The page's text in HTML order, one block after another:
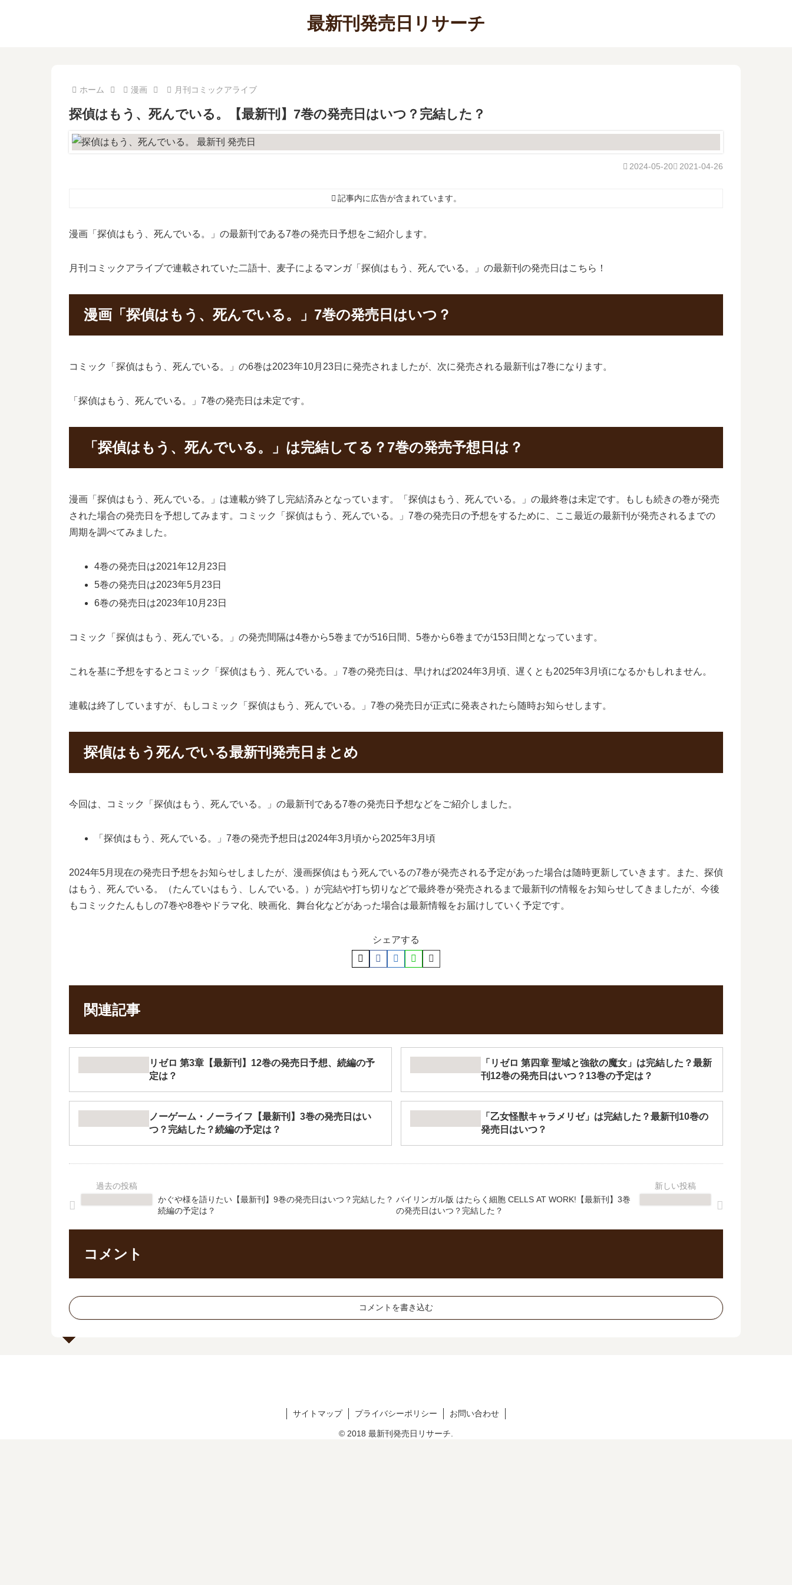
最新刊発売日リサーチ
ホーム 漫画 月刊コミックアライブ
探偵はもう、死んでいる。【最新刊】7巻の発売日はいつ？完結した？
2021-04-26
2024-05-20
記事内に広告が含まれています。
漫画「探偵はもう、死んでいる。」の最新刊である7巻の発売日予想をご紹介します。
月刊コミックアライブで連載されていた二語十、麦子によるマンガ「探偵はもう、死んでいる。」の最新刊の発売日はこちら！
漫画「探偵はもう、死んでいる。」7巻の発売日はいつ？
コミック「探偵はもう、死んでいる。」の6巻は2023年10月23日に発売されましたが、次に発売される最新刊は7巻になります。
「探偵はもう、死んでいる。」7巻の発売日は未定です。
「探偵はもう、死んでいる。」は完結してる？7巻の発売予想日は？
漫画「探偵はもう、死んでいる。」は連載が終了し完結済みとなっています。「探偵はもう、死んでいる。」の最終巻は未定です。もしも続きの巻が発売
された場合の発売日を予想してみます。コミック「探偵はもう、死んでいる。」7巻の発売日の予想をするために、ここ最近の最新刊が発売されるまでの
周期を調べてみました。
4巻の発売日は2021年12月23日
5巻の発売日は2023年5月23日
6巻の発売日は2023年10月23日
コミック「探偵はもう、死んでいる。」の発売間隔は4巻から5巻までが516日間、5巻から6巻までが153日間となっています。
これを基に予想をするとコミック「探偵はもう、死んでいる。」7巻の発売日は、早ければ2024年3月頃、遅くとも2025年3月頃になるかもしれません。
連載は終了していますが、もしコミック「探偵はもう、死んでいる。」7巻の発売日が正式に発表されたら随時お知らせします。
探偵はもう死んでいる最新刊発売日まとめ
今回は、コミック「探偵はもう、死んでいる。」の最新刊である7巻の発売日予想などをご紹介しました。
「探偵はもう、死んでいる。」7巻の発売予想日は2024年3月頃から2025年3月頃
2024年5月現在の発売日予想をお知らせしましたが、漫画探偵はもう死んでいるの7巻が発売される予定があった場合は随時更新していきます。また、探偵
はもう、死んでいる。（たんていはもう、しんでいる。）が完結や打ち切りなどで最終巻が発売されるまで最新刊の情報をお知らせしてきましたが、今後
もコミックたんもしの7巻や8巻やドラマ化、映画化、舞台化などがあった場合は最新情報をお届けしていく予定です。
シェアする
関連記事
リゼロ 第3章【最新刊】12巻の発売日予想、続編の予
定は？
「リゼロ 第四章 聖域と強欲の魔女」は完結した？最新
刊12巻の発売日はいつ？13巻の予定は？
ノーゲーム・ノーライフ【最新刊】3巻の発売日はい
つ？完結した？続編の予定は？
「乙女怪獣キャラメリゼ」は完結した？最新刊10巻の
発売日はいつ？
かぐや様を語りたい【最新刊】9巻の発売日はいつ？完結した？
続編の予定は？
バイリンガル版 はたらく細胞 CELLS AT WORK!【最新刊】3巻
の発売日はいつ？完結した？
コメント
コメントを書き込む
サイトマップ プライバシーポリシー お問い合わせ
© 2018 最新刊発売日リサーチ.